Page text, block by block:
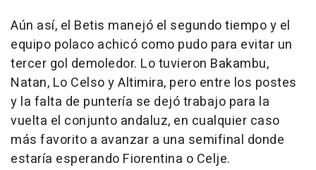
Aún así, el Betis manejó el segundo tiempo y el
equipo polaco achicó como pudo para evitar un
tercer gol demoledor. Lo tuvieron Bakambu,
Natan, Lo Celso y Altimira, pero entre los postes
y la falta de puntería se dejó trabajo para la
vuelta el conjunto andaluz, en cualquier caso
más favorito a avanzar a una semifinal donde
estaría esperando Fiorentina o Celje.